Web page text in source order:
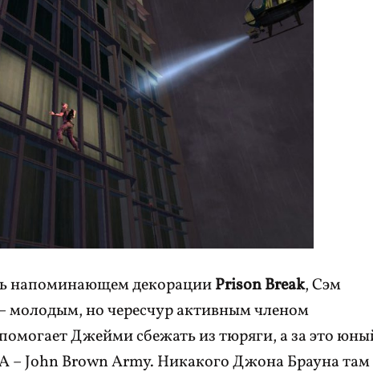
напоминающем декорацииPrison Break, Сэм
но чересчур активным членом
Джейми сбежать из тюряги, а за это
– John Brown Army. Никакого Джона Брауна там